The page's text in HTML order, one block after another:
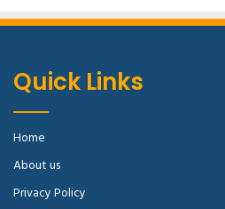
Quick Links
Home
About us
Privacy Policy